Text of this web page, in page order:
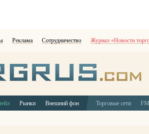
Реклама Сотрудничество Журнал «Новости
Рынки Внешний фон Торговые сети